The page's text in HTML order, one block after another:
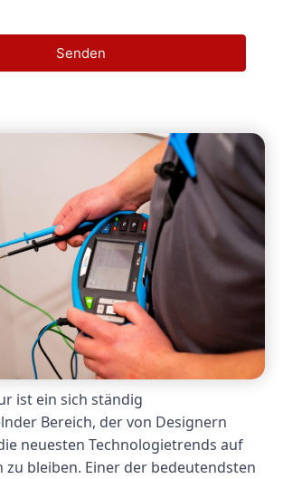
Senden
ist ein sich ständig
Bereich, der von Designern
neuesten Technologietrends auf
zu bleiben. Einer der bedeutendsten